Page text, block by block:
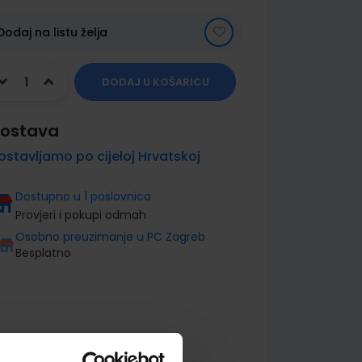
na listu želja
DODAJ U KOŠARICU
po cijeloj Hrvatskoj
Dostupno u 1 poslovnica
Provjeri i pokupi odmah
Osobno preuzimanje u PC Zagreb
Besplatno